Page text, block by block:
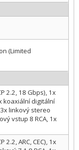
(Limited
2.2, 18 Gbps), 1x
koaxiální digitální
linkový stereo
vstup 8 RCA, 1x
2.2, ARC, CEC), 1x